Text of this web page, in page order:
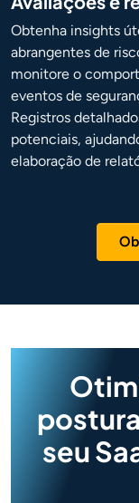
Obtenha insights
abrangentes de
monitore o
eventos de
Registros
potenciais,
elaboração de
seu